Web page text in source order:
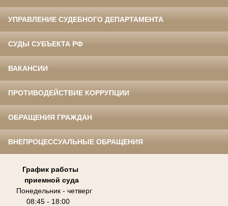
УПРАВЛЕНИЕ СУДЕБНОГО ДЕПАРТАМЕНТА
СУДЫ СУБЪЕКТА РФ
ВАКАНСИИ
ПРОТИВОДЕЙСТВИЕ КОРРУПЦИИ
ОБРАЩЕНИЯ ГРАЖДАН
ВНЕПРОЦЕССУАЛЬНЫЕ ОБРАЩЕНИЯ
График работы
приемной суда
Понедельник - четверг
08:45 - 18:00